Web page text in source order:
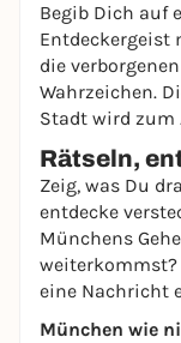
Begib Dich auf
Entdeckergeist
die
Wahrzeichen.
Stadt wird zum
Rätseln,
Zeig, was Du
entdecke
Münchens
weiterkommst?
eine Nachricht
München wie